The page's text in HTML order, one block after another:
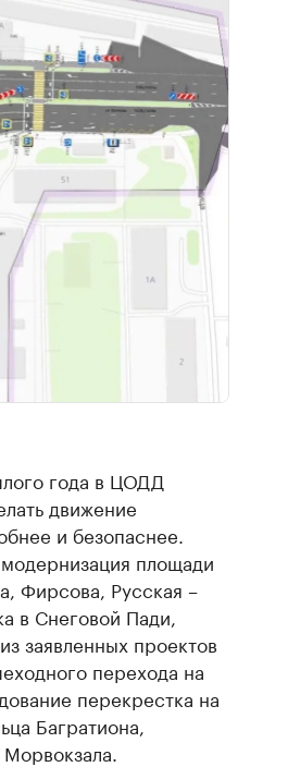
года в ЦОДД
движение
и безопаснее.
площади
Фирсова, Русская –
в Снеговой Пади,
заявленных проектов
перехода на
перекрестка на
Багратиона,